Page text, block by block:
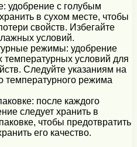
удобрение с голубым
в сухом месте, чтобы
свойств. Избегайте
условий.
режимы: удобрение
температурных условий для
Следуйте указаниям на
температурного режима
после каждого
следует хранить в
чтобы предотвратить
его качество.